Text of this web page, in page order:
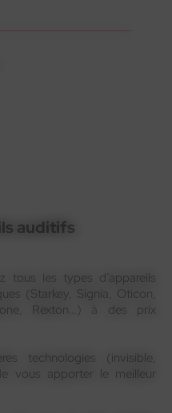
auditifs
tous les types d’appareils
(Starkey, Signia, Oticon,
Rexton…) à des prix
technologies (invisible,
vous apporter le meilleur